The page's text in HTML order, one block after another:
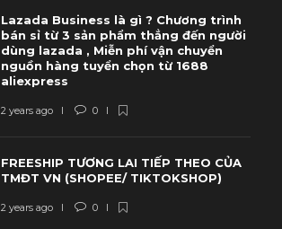
Lazada Business là gì ? Chương trình
bán sỉ từ 3 sản phẩm thẳng đến người
dùng lazada , Miễn phí vận chuyển
nguồn hàng tuyển chọn từ 1688
aliexpress
2 years ago 0
FREESHIP TƯƠNG LAI TIẾP THEO CỦA
TMĐT VN (SHOPEE/ TIKTOKSHOP)
2 years ago 0